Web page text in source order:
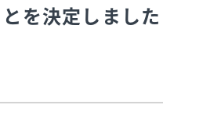
を決定しました